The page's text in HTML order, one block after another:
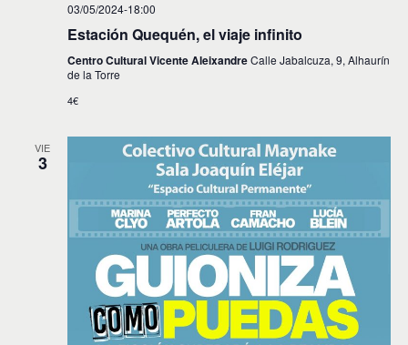
03/05/2024-18:00
Estación Quequén, el viaje infinito
Centro Cultural Vicente AleixandreCalle Jabalcuza, 9, Alhaurín
de la Torre
4€
VIE
3